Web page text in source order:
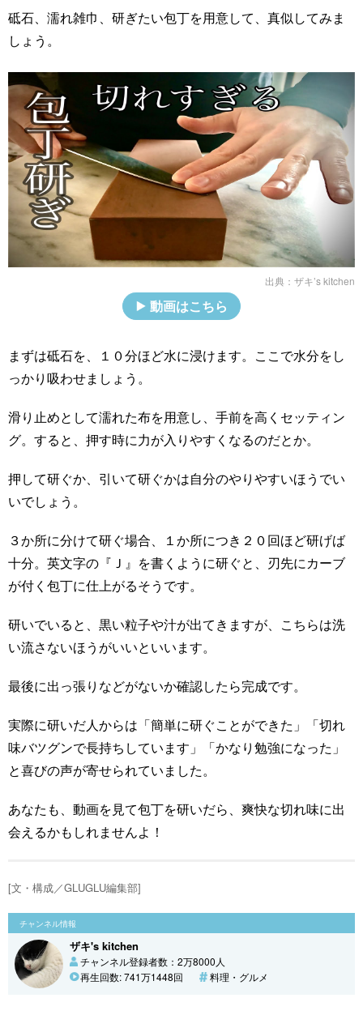
砥石、濡れ雑巾、研ぎたい包丁を用意して、真似してみま
しょう。
出典： ザキ’s kitchen
動画はこちら
まずは砥石を、１０分ほど水に浸けます。ここで水分をし
っかり吸わせましょう。
滑り止めとして濡れた布を用意し、手前を高くセッティン
グ。すると、押す時に力が入りやすくなるのだとか。
押して研ぐか、引いて研ぐかは自分のやりやすいほうでい
いでしょう。
３か所に分けて研ぐ場合、１か所につき２０回ほど研げば
十分。英文字の『Ｊ』を書くように研ぐと、刃先にカーブ
が付く包丁に仕上がるそうです。
研いでいると、黒い粒子や汁が出てきますが、こちらは洗
い流さないほうがいいといいます。
最後に出っ張りなどがないか確認したら完成です。
実際に研いだ人からは「簡単に研ぐことができた」「切れ
味バツグンで長持ちしています」「かなり勉強になった」
と喜びの声が寄せられていました。
あなたも、動画を見て包丁を研いだら、爽快な切れ味に出
会えるかもしれませんよ！
[文・構成／GLUGLU編集部]
チャンネル情報
ザキ's kitchen
チャンネル登録者数：2万8000人
再生回数: 741万1448回
料理・グルメ